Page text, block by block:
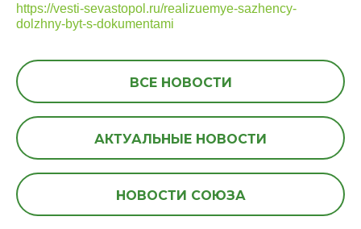
https://vesti-sevastopol.ru/realizuemye-sazhency-
dolzhny-byt-s-dokumentami
ВСЕ НОВОСТИ
АКТУАЛЬНЫЕ НОВОСТИ
НОВОСТИ СОЮЗА